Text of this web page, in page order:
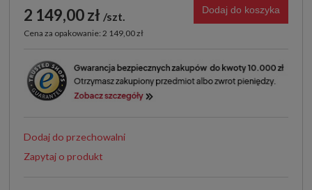
2 149,00 zł szt.
Cena za opakowanie: 2 149,00 zł
Dodaj do koszyka
Dodaj do przechowalni
Zapytaj o produkt